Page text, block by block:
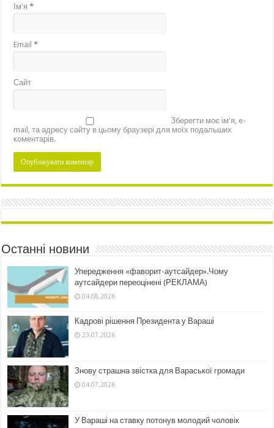
Ім'я*
Email*
Сайт
Зберегти моє ім'я, e-
mail, та адресу сайту в цьому браузері для моїх подальших
коментарів.
Останні новини
Упередження «фаворит-аутсайдер».Чому
аутсайдери переоцінені (РЕКЛАМА)
04.08.2026
Кадрові рішення Президента у Вараші
23.07.2026
Знову страшна звістка для Вараської громади
04.07.2026
У Вараші на ставку потонув молодий чоловік